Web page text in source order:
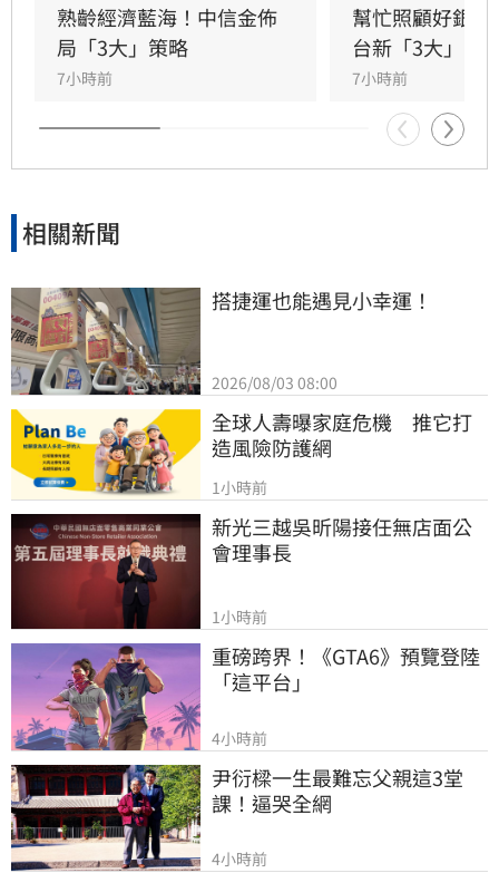
控總經理林維俊指出，論壇邁入第五年，致力協
助企業將永續轉化為國際競爭力。會中上銀、強
茂、宏碁及金寶等指標企業分享低碳實踐經驗。
台新新光金控憑藉優異的永續績效，不僅連續三
年獲標普全球永續年鑑銀行業全球前1%，更獲
MSCI ESG AAA最高評級，展現其帶領產業接軌
邁向永續發展的強力後盾。
熟齡經濟藍海！中信金佈
局「3大」策略
7小時前
幫忙照顧好銀
台新「3大」防
7小時前
相關新聞
搭捷運也能遇見小幸運！
2026/08/03 08:00
全球人壽曝家庭危機　推它打
造風險防護網
1小時前
新光三越吳昕陽接任無店面公
會理事長
1小時前
重磅跨界！《GTA6》預覽登陸
「這平台」
4小時前
尹衍樑一生最難忘父親這3堂
課！逼哭全網
4小時前